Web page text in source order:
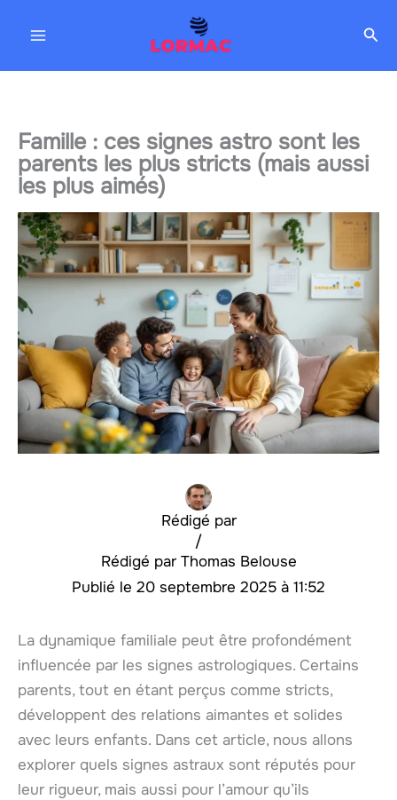
Famille : ces signes astro sont les
parents les plus stricts (mais aussi
les plus aimés)
Rédigé par
Thomas Belouse
/
20 septembre 2025 à 11:52
La dynamique familiale peut être profondément
influencée par les signes astrologiques. Certains
parents, tout en étant perçus comme stricts,
développent des relations aimantes et solides
avec leurs enfants. Dans cet article, nous allons
explorer quels signes astraux sont réputés pour
leur rigueur, mais aussi pour l’amour qu’ils